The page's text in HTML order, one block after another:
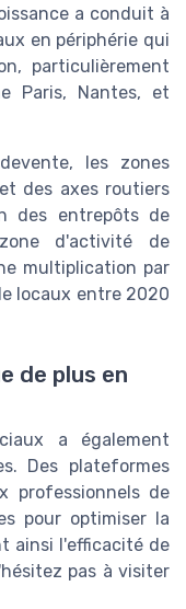
a conduit à
en périphérie qui
particulièrement
Paris, Nantes, et
les zones
des axes routiers
des entrepôts de
d'activité de
multiplication par
locaux entre 2020
de plus en
a également
Des plateformes
professionnels de
pour optimiser la
ainsi l'efficacité de
pas à visiter